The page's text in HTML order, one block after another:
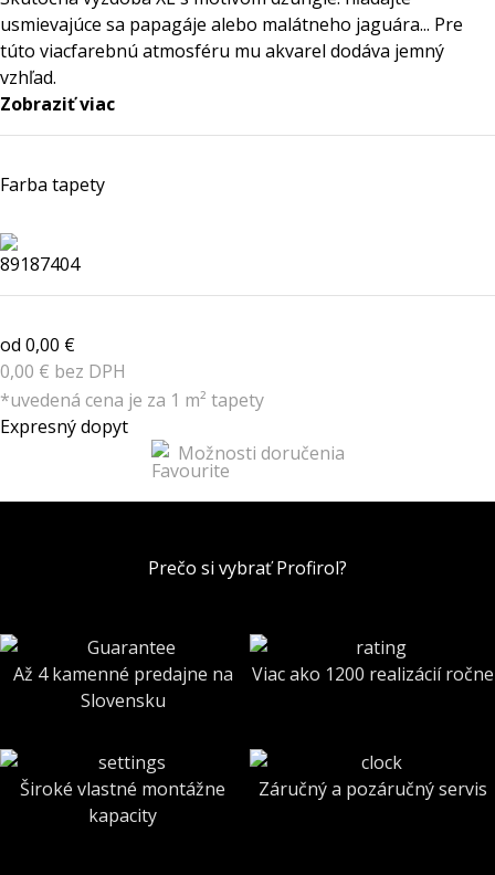
usmievajúce sa papagáje alebo malátneho jaguára... Pre
túto viacfarebnú atmosféru mu akvarel dodáva jemný
vzhľad.
Zobraziť viac
Farba tapety
od 0,00 €
0,00 € bez DPH
*uvedená cena je za 1 m² tapety
Expresný dopyt
Možnosti doručenia
Prečo si vybrať Profirol?
Až 4 kamenné predajne na
Slovensku
Viac ako 1200 realizácií ročne
Široké vlastné montážne
kapacity
Záručný a pozáručný servis